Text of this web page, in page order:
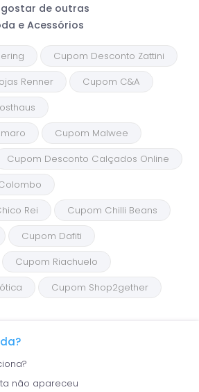
de outras
e Acessórios
Cupom Desconto Zattini
Renner
Cupom C&A
Cupom Malwee
Cupom Desconto Calçados Online
Rei
Cupom Chilli Beans
Cupom Dafiti
Cupom Riachuelo
Cupom Shop2gether
não apareceu